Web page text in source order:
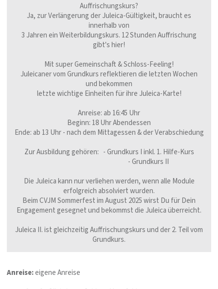
Auffrischungskurs?
Ja, zur Verlängerung der Juleica-Gültigkeit, braucht es
innerhalb von
3 Jahren ein Weiterbildungskurs. 12 Stunden Auffrischung
gibt's hier!
Mit super Gemeinschaft & Schloss-Feeling!
Juleicaner vom Grundkurs reflektieren die letzten Wochen
und bekommen
letzte wichtige Einheiten für ihre Juleica-Karte!
Anreise: ab 16:45 Uhr
Beginn: 18 Uhr Abendessen
Ende: ab 13 Uhr - nach dem Mittagessen & der Verabschiedung
Zur Ausbildung gehören: - Grundkurs I inkl. 1. Hilfe-Kurs
- Grundkurs II
Die Juleica kann nur verliehen werden, wenn alle Module
erfolgreich absolviert wurden.
Beim CVJM Sommerfest im August 2025 wirst Du für Dein
Engagement gesegnet und bekommst die Juleica überreicht.
Juleica II. ist gleichzeitig Auffrischungskurs und der 2. Teil vom
Grundkurs.
Anreise:eigene Anreise